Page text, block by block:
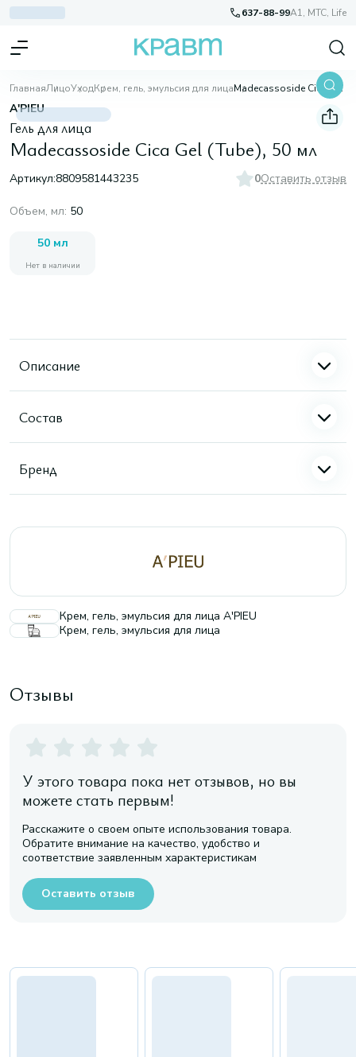
637-88-99A1, МТС, Life
ГлавнаяЛицоУходКрем, гель, эмульсия для лица Madecassoside Cica Gel (Tube), 50 мл
A'PIEU
Гель для лица
Madecassoside Cica Gel (Tube), 50 мл
Артикул:8809581443235 0Оставить отзыв
Объем, мл: 50
50 мл
Нет в наличии
Описание
Состав
Бренд
Крем, гель, эмульсия для лица A'PIEU
Крем, гель, эмульсия для лица
Отзывы
У этого товара пока нет отзывов, но вы
можете стать первым!
Расскажите о своем опыте использования товара.
Обратите внимание на качество, удобство и
соответствие заявленным характеристикам
Оставить отзыв